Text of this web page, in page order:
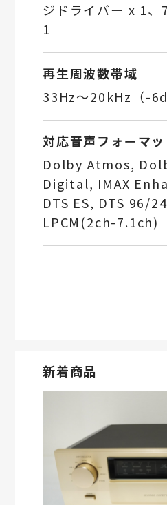
ジドライバー x 1
1
再生周波数帯域
33Hz～20kHz（-
対応音声フォーマッ
Dolby Atmos,
Digital, IMAX
DTS ES, DTS 96/
LPCM(2ch-7.1ch)
新着商品